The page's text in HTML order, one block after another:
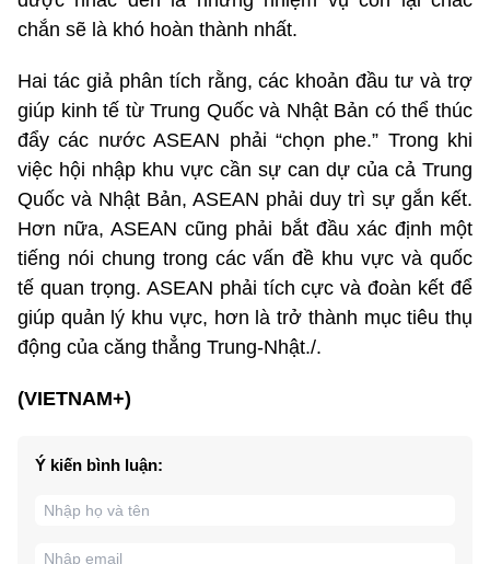
chắn sẽ là khó hoàn thành nhất.
Hai tác giả phân tích rằng, các khoản đầu tư và trợ
giúp kinh tế từ Trung Quốc và Nhật Bản có thể thúc
đẩy các nước ASEAN phải “chọn phe.” Trong khi
việc hội nhập khu vực cần sự can dự của cả Trung
Quốc và Nhật Bản, ASEAN phải duy trì sự gắn kết.
Hơn nữa, ASEAN cũng phải bắt đầu xác định một
tiếng nói chung trong các vấn đề khu vực và quốc
tế quan trọng. ASEAN phải tích cực và đoàn kết để
giúp quản lý khu vực, hơn là trở thành mục tiêu thụ
động của căng thẳng Trung-Nhật./.
(VIETNAM+)
Ý kiến bình luận: